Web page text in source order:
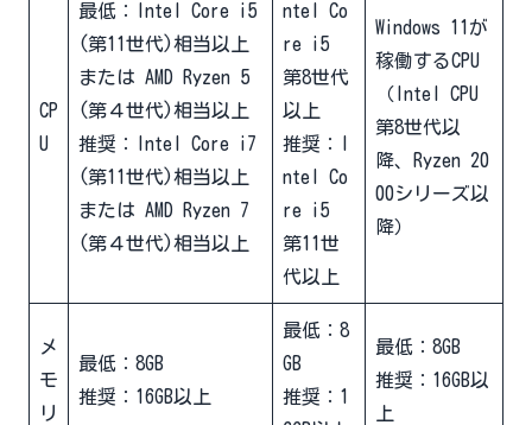
CP
U
最低：Intel Core i5
(第11世代)相当以上
または AMD Ryzen 5
(第４世代)相当以上
推奨：Intel Core i7
(第11世代)相当以上
または AMD Ryzen 7
(第４世代)相当以上
ntel Co
re i5
第8世代
以上
推奨：I
ntel Co
re i5
第11世
代以上
Windows 11が
稼働するCPU
（Intel CPU
第8世代以
降、Ryzen 20
00シリーズ以
降）
メ
モ
リ
最低：8GB
推奨：16GB以上
最低：8
GB
推奨：1
最低：8GB
推奨：16GB以
上